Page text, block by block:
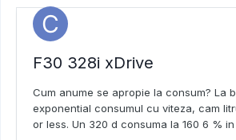
F30 328i xDrive
Cum anume se apropie la consum? La
exponential consumul cu viteza, cam
or less. Un 320 d consuma la 160 6 %